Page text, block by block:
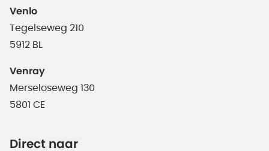
Venlo
Tegelseweg 210
5912 BL
Venray
Merseloseweg 130
5801 CE
Direct naar